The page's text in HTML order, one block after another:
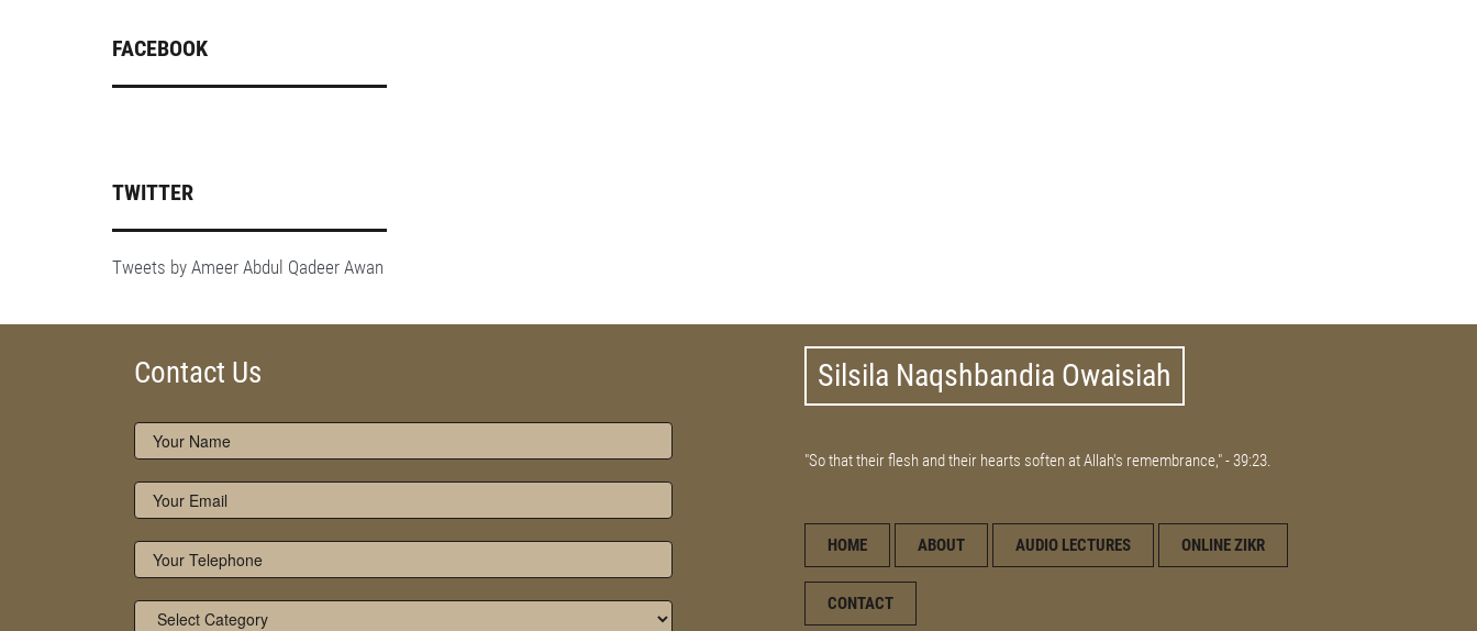
FACEBOOK
TWITTER
Tweets by Ameer Abdul Qadeer Awan
Contact Us Silsila Naqshbandia Owaisiah
"So that their flesh and their hearts soften at Allah's remembrance," - 39:23.
HOME ABOUT AUDIO LECTURES ONLINE ZIKR
CONTACT